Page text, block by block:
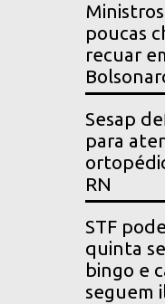
poucas
recuar
Sesap
para
RN
STF
quinta
bingo e
seguem